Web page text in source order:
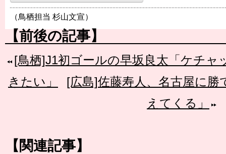
（鳥栖担当 杉山文宣）
【前後の記事】
[鳥栖]J1初ゴールの早坂良太「ケチャ
きたい」
[広島]佐藤寿人、名古屋に
えてくる」
【関連記事】